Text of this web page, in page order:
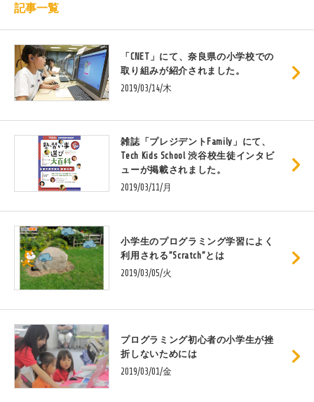
記事一覧
「CNET」にて、奈良県の小学校での
取り組みが紹介されました。
2019/03/14/木
雑誌「プレジデントFamily」にて、
Tech Kids School 渋谷校生徒インタビ
ューが掲載されました。
2019/03/11/月
小学生のプログラミング学習によく
利用される”Scratch”とは
2019/03/05/火
プログラミング初心者の小学生が挫
折しないためには
2019/03/01/金